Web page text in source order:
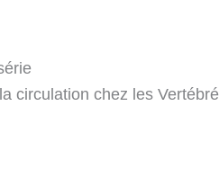
circulation chez les